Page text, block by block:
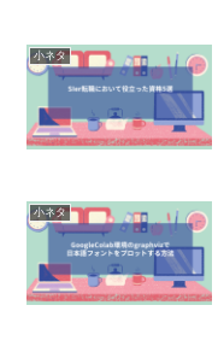
小ネタ
小ネタ